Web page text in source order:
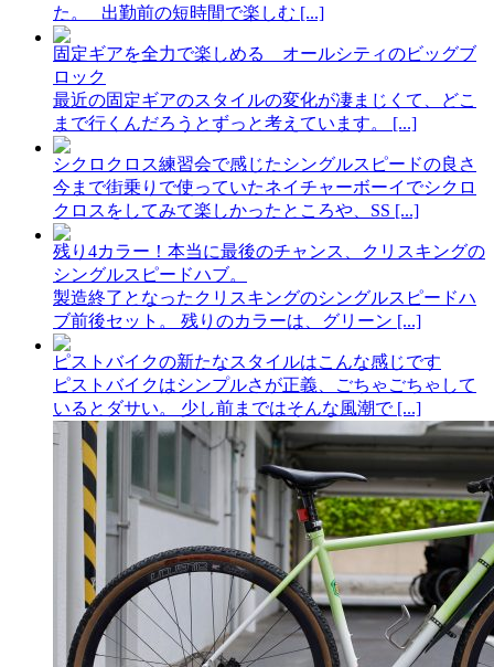
た。 出勤前の短時間で楽しむ [...]
固定ギアを全力で楽しめる オールシティのビッグブ
ロック
最近の固定ギアのスタイルの変化が凄まじくて、どこ
まで行くんだろうとずっと考えています。 [...]
シクロクロス練習会で感じたシングルスピードの良さ
今まで街乗りで使っていたネイチャーボーイでシクロ
クロスをしてみて楽しかったところや、SS [...]
残り4カラー！本当に最後のチャンス、クリスキングの
シングルスピードハブ。
製造終了となったクリスキングのシングルスピードハ
ブ前後セット。 残りのカラーは、グリーン [...]
ピストバイクの新たなスタイルはこんな感じです
ピストバイクはシンプルさが正義、ごちゃごちゃして
いるとダサい。 少し前まではそんな風潮で [...]